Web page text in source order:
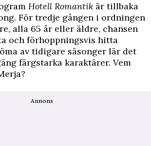
Hotell Romantik är tillbaka
För tredje gången i ordningen
alla 65 år eller äldre, chansen
och förhoppningsvis hitta
av tidigare säsonger lär det
färgstarka karaktärer. Vem
Annons